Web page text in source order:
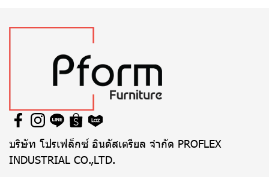
บริษัท โปรเฟล็กซ์ อินดัสเตรียล จำกัด PROFLEX
INDUSTRIAL CO.,LTD.